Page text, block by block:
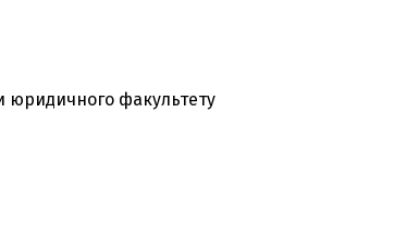
юридичного факультету